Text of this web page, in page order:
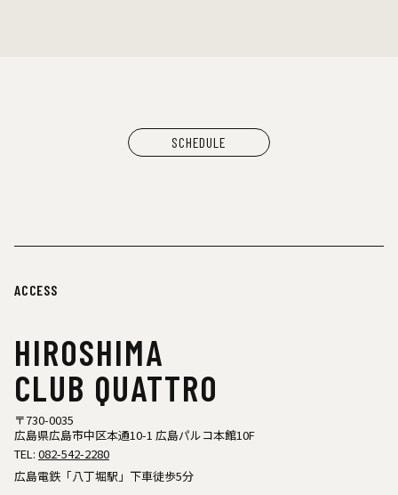
SCHEDULE
ACCESS
HIROSHIMA
CLUB QUATTRO
〒730-0035
広島県広島市中区本通10-1 広島パルコ本館10F
TEL: 082-542-2280
広島電鉄「八丁堀駅」下車徒歩5分